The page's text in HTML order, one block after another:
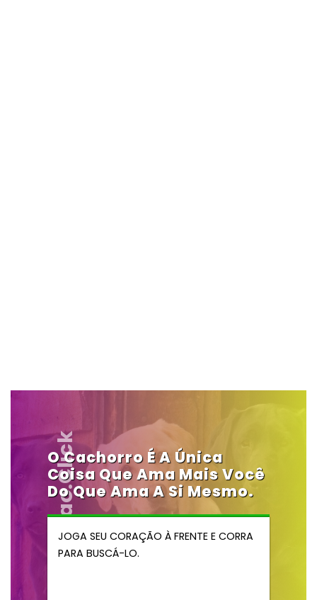
Vendocao.click
O Cachorro É A Única
Coisa Que Ama Mais Você
Do Que Ama A Si Mesmo.
JOGA SEU CORAÇÃO À FRENTE E CORRA
PARA BUSCÁ-LO.